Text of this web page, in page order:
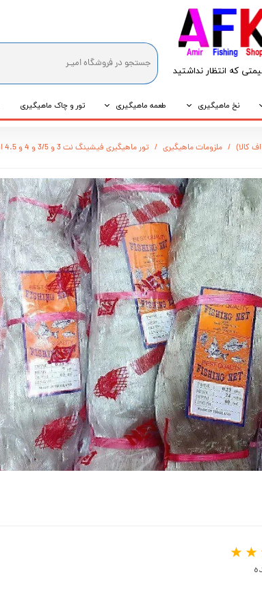
که انتظار نداشتید​​​​​​​
نخ ماهیگیری طعمه ماهیگیری تور و چاک ماهیگیری
کالا) ملزومات ماهیگیری تور ماهیگیری فیشینگ نت 3 و 3/5 و 4 و 4.5 انگشتی